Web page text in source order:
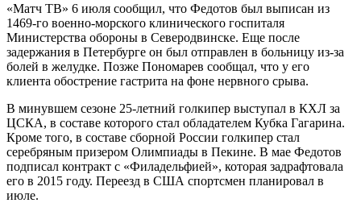
«Матч ТВ» 6 июля сообщил, что Федотов был выписан из
1469-го военно-морского клинического госпиталя
Министерства обороны в Северодвинске. Еще после
задержания в Петербурге он был отправлен в больницу из-за
болей в желудке. Позже Пономарев сообщал, что у его
клиента обострение гастрита на фоне нервного срыва.
В минувшем сезоне 25-летний голкипер выступал в КХЛ за
ЦСКА, в составе которого стал обладателем Кубка Гагарина.
Кроме того, в составе сборной России голкипер стал
серебряным призером Олимпиады в Пекине. В мае Федотов
подписал контракт с «Филадельфией», которая задрафтовала
его в 2015 году. Переезд в США спортсмен планировал в
июле.